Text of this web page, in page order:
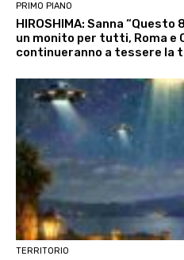
PRIMO PIANO
HIROSHIMA: Sanna
un monito per tutti, Roma
continueranno a tessere la
TERRITORIO